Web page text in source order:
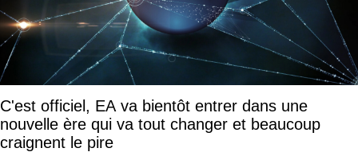
C'est officiel, EA va bientôt entrer dans une
nouvelle ère qui va tout changer et beaucoup
craignent le pire